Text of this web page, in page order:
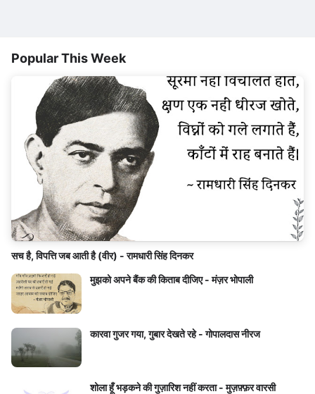
Popular This Week
सच है, विपत्ति जब आती है (वीर) - रामधारी सिंह दिनकर
मुझको अपने बैंक की किताब दीजिए - मंज़र भोपाली
कारवा गुजर गया, गुबार देखते रहे - गोपालदास नीरज
शोला हूँ भड़कने की गुज़ारिश नहीं करता - मुज़फ़्फ़र वारसी